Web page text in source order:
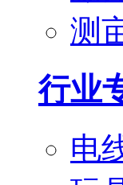
测
行业
电